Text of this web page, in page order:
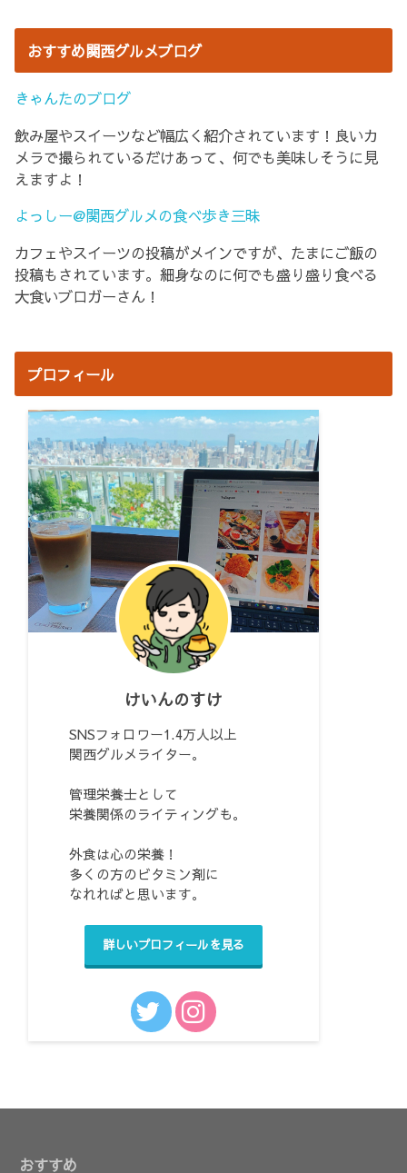
おすすめ関西グルメブログ
きゃんたのブログ
飲み屋やスイーツなど幅広く紹介されています！良いカ
メラで撮られているだけあって、何でも美味しそうに見
えますよ！
よっしー@関西グルメの食べ歩き三昧
カフェやスイーツの投稿がメインですが、たまにご飯の
投稿もされています。細身なのに何でも盛り盛り食べる
大食いブロガーさん！
プロフィール
けいんのすけ
SNSフォロワー1.4万人以上
関西グルメライター。
管理栄養士として
栄養関係のライティングも。
外食は心の栄養！
多くの方のビタミン剤に
なれればと思います。
詳しいプロフィールを見る
おすすめ